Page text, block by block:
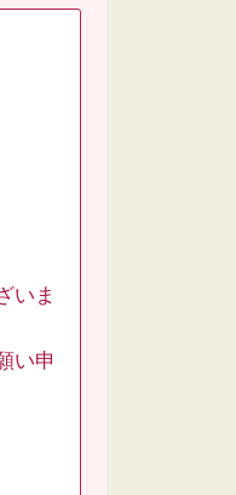
いま
い申